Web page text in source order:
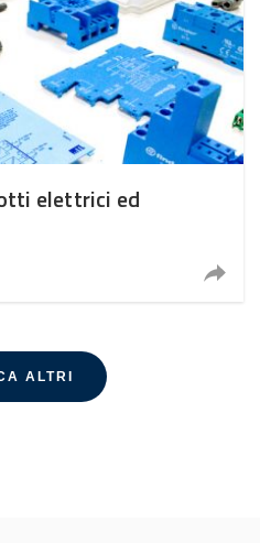
elettrici ed
ALTRI